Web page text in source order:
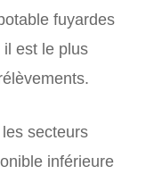
fuyardes
est le plus
secteurs
inférieure